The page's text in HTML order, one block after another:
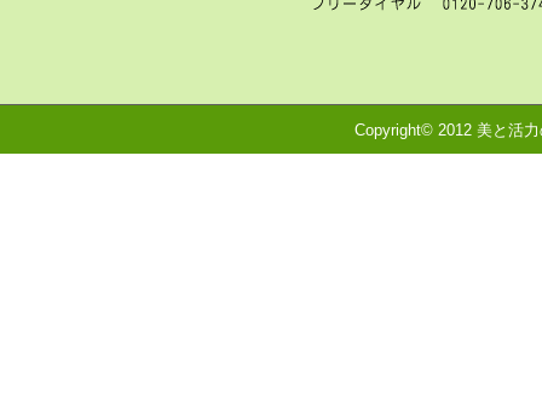
Copyright© 2012 美と活